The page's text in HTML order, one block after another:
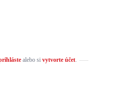
alebo si vytvorte účet.